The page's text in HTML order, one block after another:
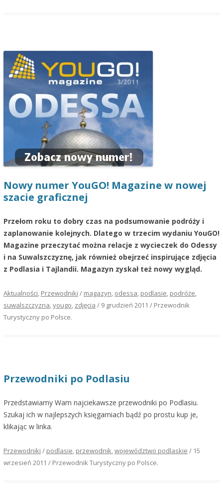
Nowy numer YouGO! Magazine w nowej
szacie graficznej
Przełom roku to dobry czas na podsumowanie podróży i
zaplanowanie kolejnych. Dlatego w trzecim wydaniu YouGO!
Magazine przeczytać można relacje z wycieczek do Odessy
i na Suwalszczyznę, jak również obejrzeć inspirujące zdjęcia
z Podlasia i Tajlandii. Magazyn zyskał też nowy wygląd.
Aktualności Przewodniki / magazyn odessa podlasie podróże
suwalszczyzna yougo zdjęcia / 9 grudzień 2011 / Przewodnik
Turystyczny po Polsce.
Przewodniki po Podlasiu
Przedstawiamy Wam najciekawsze przewodniki po Podlasiu.
Szukaj ich w najlepszych księgarniach bądź po prostu kup je,
klikając w linka.
Przewodniki / podlasie przewodnik województwo podlaskie / 15
wrzesień 2011 / Przewodnik Turystyczny po Polsce.